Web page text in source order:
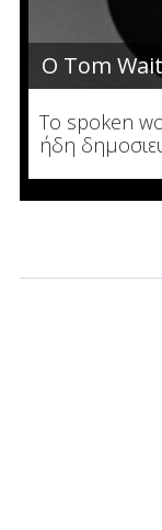
Ο Tom
To spoken
ήδη